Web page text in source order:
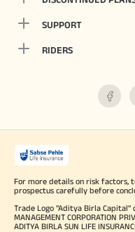
SUPPORT
RIDERS
For more details on risk factors,
prospectus carefully before
Trade Logo "Aditya Birla Capital"
MANAGEMENT CORPORATION
ADITYA BIRLA SUN LIFE